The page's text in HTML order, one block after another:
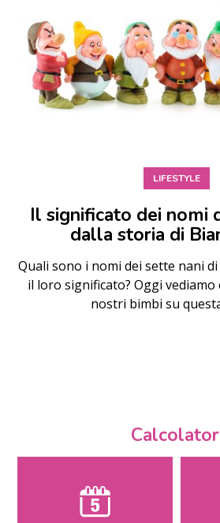
LIFESTYLE
Il significato dei nomi
dalla storia di
Quali sono i nomi dei sette nani di
il loro significato? Oggi vediamo
nostri bimbi su